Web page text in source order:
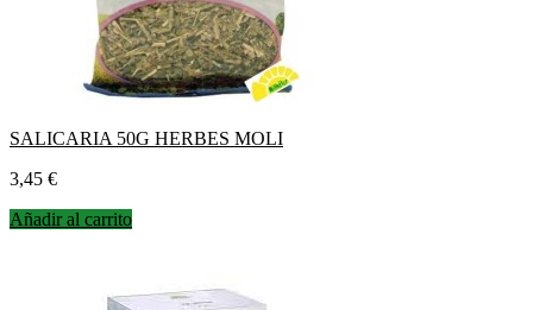
SALICARIA 50G HERBES MOLI
Precio
3,45 €
Añadir al carrito